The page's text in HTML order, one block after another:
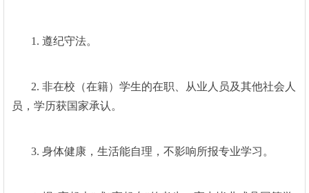
1. 遵纪守法。
2. 非在校（在籍）学生的在职、从业人员及其他社会人
员，学历获国家承认。
3. 身体健康，生活能自理，不影响所报专业学习。